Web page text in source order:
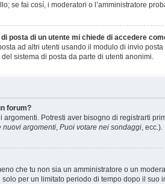
se fai cosí, i moderatori o l’amministratore
posta di un utente mi chiede di accedere
ad altri utenti usando il modulo di invio
sistema di posta da parte di utenti anonimi.
forum?
Potresti aver bisogno di registrarti
nuovi argomenti,Puoi votare nei sondaggi, ecc.).
che tu non sia un amministratore o un
per un limitato periodo di tempo dopo il